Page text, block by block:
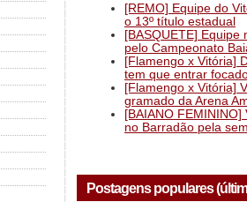
[REMO] Equipe do
o 13º título estadual
[BASQUETE]
pelo Campeonato
[Flamengo x Vitória]
tem que entrar
[Flamengo x Vitória]
gramado da Arena
[BAIANO
no Barradão pela
Postagens populares